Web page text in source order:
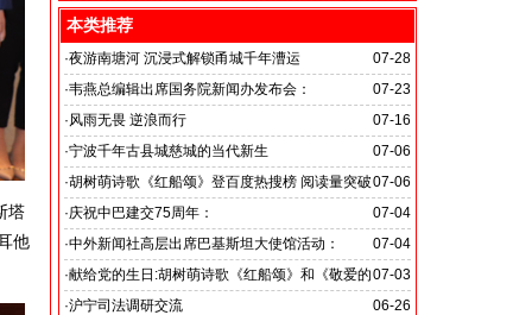
塔
他
尔滨的发展”
本类推荐
07-28
·夜游南塘河 沉浸式解锁甬城千年漕运
07-23
·韦燕总编辑出席国务院新闻办发布会：
关注海关总署“十五五”时期守好国门安全
07-16
·风雨无畏 逆浪而行
旭日应急救援队硬核抗巴“威风”护平安
07-06
·宁波千年古县城慈城的当代新生
07-06
·胡树萌诗歌《红船颂》登百度热搜榜 阅读量突破
数亿次 打破“曲高和寡”的传播困境
07-04
·庆祝中巴建交75周年：
韦燕总裁同多国大使出席巴基斯坦驻华大使馆举办“芒果
节”
07-04
·中外新闻社高层出席巴基斯坦大使馆活动：
医药、保健和生物科技职业技术教育与培训专题研讨会
07-03
·献给党的生日:胡树萌诗歌《红船颂》和《敬爱的
党啊 我怎能不为你放声歌唱》
06-26
·沪宁司法调研交流